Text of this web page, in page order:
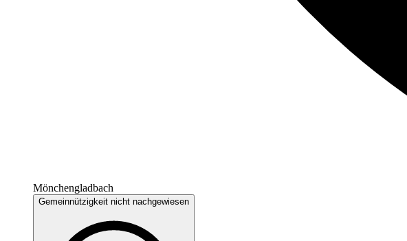
Mönchengladbach
Gemeinnützigkeit nicht nachgewiesen